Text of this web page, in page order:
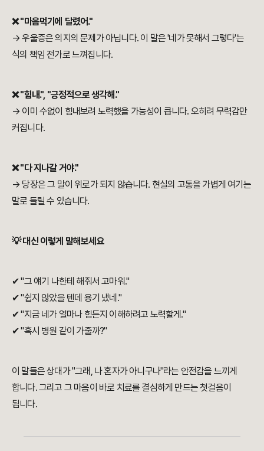
❌ "마음먹기에 달렸어."
→ 우울증은 의지의 문제가 아닙니다. 이 말은 '네가 못해서 그렇다'는
식의 책임 전가로 느껴집니다.
❌ "힘내.", "긍정적으로 생각해."
→ 이미 수없이 힘내보려 노력했을 가능성이 큽니다. 오히려 무력감만
커집니다.
❌ "다 지나갈 거야."
→ 당장은 그 말이 위로가 되지 않습니다. 현실의 고통을 가볍게 여기는
말로 들릴 수 있습니다.
💡 대신 이렇게 말해보세요
✔ "그 얘기 나한테 해줘서 고마워."
✔ "쉽지 않았을 텐데 용기 냈네."
✔ "지금 네가 얼마나 힘든지 이해하려고 노력할게."
✔ "혹시 병원 같이 가줄까?"
이 말들은 상대가 "그래, 나 혼자가 아니구나"라는 안전감을 느끼게
합니다. 그리고 그 마음이 바로 치료를 결심하게 만드는 첫걸음이
됩니다.